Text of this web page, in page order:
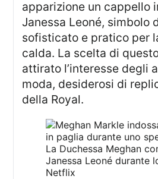
apparizione un cappello
Janessa Leoné, simbolo
sofisticato e pratico per
calda. La scelta di
attirato l’interesse degli
moda, desiderosi di
della Royal.
La Duchessa Meghan
Janessa Leoné durante
Netflix